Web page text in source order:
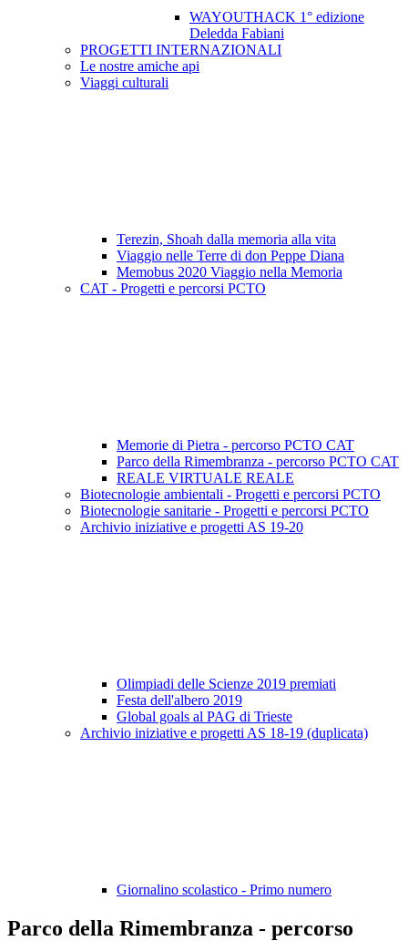
WAYOUTHACK 1° edizione
Deledda Fabiani
PROGETTI INTERNAZIONALI
Le nostre amiche api
Viaggi culturali
Terezin, Shoah dalla memoria alla vita
Viaggio nelle Terre di don Peppe Diana
Memobus 2020 Viaggio nella Memoria
CAT - Progetti e percorsi PCTO
Memorie di Pietra - percorso PCTO CAT
Parco della Rimembranza - percorso PCTO CAT
REALE VIRTUALE REALE
Biotecnologie ambientali - Progetti e percorsi PCTO
Biotecnologie sanitarie - Progetti e percorsi PCTO
Archivio iniziative e progetti AS 19-20
Olimpiadi delle Scienze 2019 premiati
Festa dell'albero 2019
Global goals al PAG di Trieste
Archivio iniziative e progetti AS 18-19 (duplicata)
Giornalino scolastico - Primo numero
Parco della Rimembranza - percorso